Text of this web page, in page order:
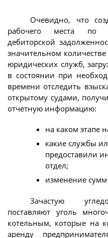
Очевидно, что
рабочего места по
дебиторской
значительном
юридических служб,
в состоянии при
времени отследить
открытому судами,
отчетную информацию:
на каком этапе
какие службы
предоставили
отдел;
изменение сумм
Зачастую
поставляют уголь
котельным, которые на
аренду